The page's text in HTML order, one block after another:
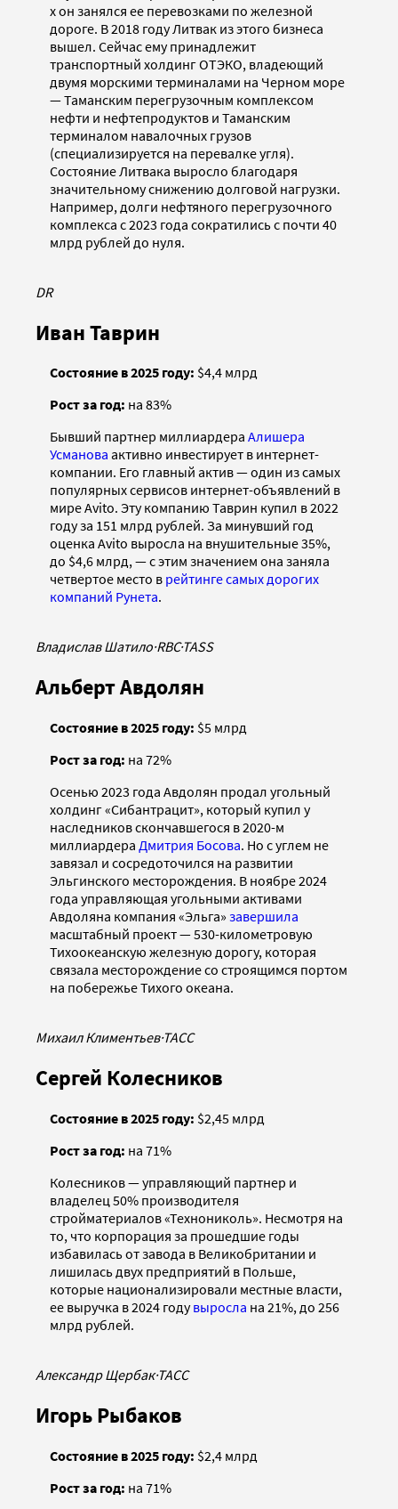
х он занялся ее перевозками по железной
дороге. В 2018 году Литвак из этого бизнеса
вышел. Сейчас ему принадлежит
транспортный холдинг ОТЭКО, владеющий
двумя морскими терминалами на Черном море
— Таманским перегрузочным комплексом
нефти и нефтепродуктов и Таманским
терминалом навалочных грузов
(специализируется на перевалке угля).
Состояние Литвака выросло благодаря
значительному снижению долговой нагрузки.
Например, долги нефтяного перегрузочного
комплекса с 2023 года сократились с почти 40
млрд рублей до нуля.
DR
Иван Таврин
Состояние в 2025 году: $4,4 млрд
Рост за год: на 83%
Бывший партнер миллиардера Алишера
Усманова активно инвестирует в интернет-
компании. Его главный актив — один из самых
популярных сервисов интернет-объявлений в
мире Avito. Эту компанию Таврин купил в 2022
году за 151 млрд рублей. За минувший год
оценка Avito выросла на внушительные 35%,
до $4,6 млрд, — с этим значением она заняла
четвертое место в рейтинге самых дорогих
компаний Рунета.
Владислав Шатило·RBC·TASS
Альберт Авдолян
Состояние в 2025 году: $5 млрд
Рост за год: на 72%
Осенью 2023 года Авдолян продал угольный
холдинг «Сибантрацит», который купил у
наследников скончавшегося в 2020-м
миллиардера Дмитрия Босова. Но с углем не
завязал и сосредоточился на развитии
Эльгинского месторождения. В ноябре 2024
года управляющая угольными активами
Авдоляна компания «Эльга» завершила
масштабный проект — 530-километровую
Тихоокеанскую железную дорогу, которая
связала месторождение со строящимся портом
на побережье Тихого океана.
Михаил Климентьев·ТАСС
Сергей Колесников
Состояние в 2025 году: $2,45 млрд
Рост за год: на 71%
Колесников — управляющий партнер и
владелец 50% производителя
стройматериалов «Технониколь». Несмотря на
то, что корпорация за прошедшие годы
избавилась от завода в Великобритании и
лишилась двух предприятий в Польше,
которые национализировали местные власти,
ее выручка в 2024 годувыросла на 21%, до 256
млрд рублей.
Александр Щербак·ТАСС
Игорь Рыбаков
Состояние в 2025 году: $2,4 млрд
Рост за год: на 71%